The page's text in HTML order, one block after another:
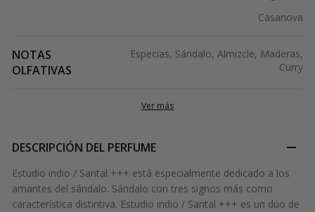
Casanova
NOTAS
OLFATIVAS
Especias, Sándalo, Almizcle, Maderas,
Curry
Ver más
DESCRIPCIÓN DEL PERFUME
Estudio indio / Santal +++ está especialmente dedicado a los
amantes del sándalo. Sándalo con tres signos más como
característica distintiva. Estudio indio / Santal +++ es un dúo de